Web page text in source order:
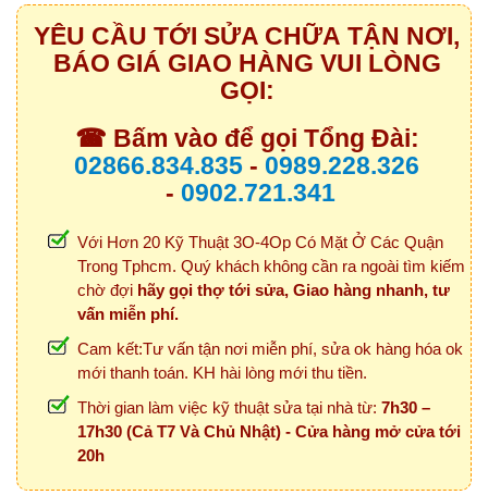
YÊU CẦU TỚI SỬA CHỮA TẬN NƠI,
BÁO GIÁ GIAO HÀNG VUI LÒNG
GỌI:
☎ Bấm vào để gọi Tổng Đài:
02866.834.835 - 0989.228.326
- 0902.721.341
Với Hơn 20 Kỹ Thuật 3O-4Op Có Mặt Ở Các Quận
Trong Tphcm. Quý khách không cần ra ngoài tìm kiếm
chờ đợi hãy gọi thợ tới sửa, Giao hàng nhanh, tư
vấn miễn phí.
Cam kết:Tư vấn tận nơi miễn phí, sửa ok hàng hóa ok
mới thanh toán. KH hài lòng mới thu tiền.
Thời gian làm việc kỹ thuật sửa tại nhà từ: 7h30 –
17h30 (Cả T7 Và Chủ Nhật) - Cửa hàng mở cửa tới
20h